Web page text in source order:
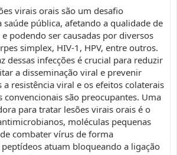
virais orais são um desafio
pública, afetando a qualidade de
podendo ser causadas por diversos
simplex, HIV-1, HPV, entre outros.
dessas infecções é crucial para reduzir
a disseminação viral e prevenir
a resistência viral e os efeitos colaterais
convencionais são preocupantes. Uma
para tratar lesões virais orais é o
moléculas pequenas
combater vírus de forma
peptídeos atuam bloqueando a ligação